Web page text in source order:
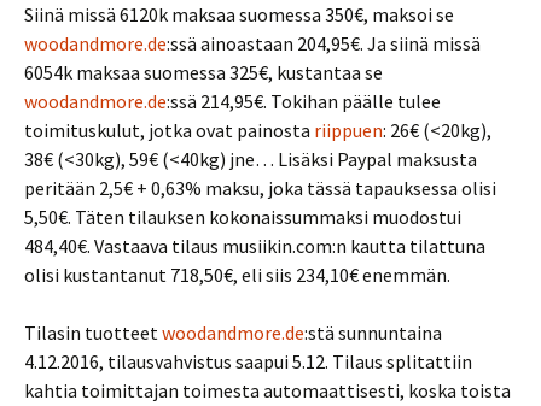
Siinä missä 6120k maksaa suomessa 350€, maksoi se
woodandmore.de:ssä ainoastaan 204,95€. Ja siinä missä
6054k maksaa suomessa 325€, kustantaa se
woodandmore.de:ssä 214,95€. Tokihan päälle tulee
toimituskulut, jotka ovat painosta riippuen: 26€ (<20kg),
38€ (<30kg), 59€ (<40kg) jne… Lisäksi Paypal maksusta
peritään 2,5€ + 0,63% maksu, joka tässä tapauksessa olisi
5,50€. Täten tilauksen kokonaissummaksi muodostui
484,40€. Vastaava tilaus musiikin.com:n kautta tilattuna
olisi kustantanut 718,50€, eli siis 234,10€ enemmän.
Tilasin tuotteetwoodandmore.de:stä sunnuntaina
4.12.2016, tilausvahvistus saapui 5.12. Tilaus splitattiin
kahtia toimittajan toimesta automaattisesti, koska toista